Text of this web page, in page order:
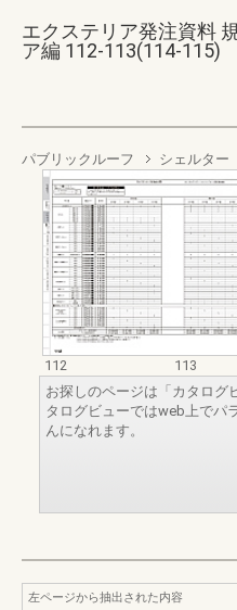
エクステリア発注資料
ア編 112-113(114-115)
パブリックルーフ シェルター
112
113
お探しのページは「カタログ
タログビューではweb上でパ
んになれます。
左ページから抽出された内容